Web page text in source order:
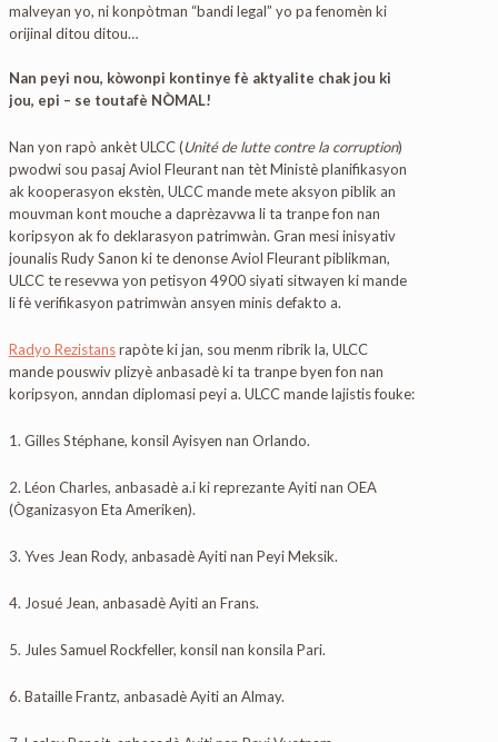
malveyan yo, ni konpòtman “bandi legal” yo pa fenomèn ki
orijinal ditou ditou…
Nan peyi nou, kòwonpi kontinye fè aktyalite chak jou ki
jou, epi – se toutafè NÒMAL!
Nan yon rapò ankèt ULCC (Unité de lutte contre la corruption)
pwodwi sou pasaj Aviol Fleurant nan tèt Ministè planifikasyon
ak kooperasyon ekstèn, ULCC mande mete aksyon piblik an
mouvman kont mouche a daprèzavwa li ta tranpe fon nan
koripsyon ak fo deklarasyon patrimwàn. Gran mesi inisyativ
jounalis Rudy Sanon ki te denonse Aviol Fleurant piblikman,
ULCC te resevwa yon petisyon 4900 siyati sitwayen ki mande
li fè verifikasyon patrimwàn ansyen minis defakto a.
Radyo Rezistansrapòte ki jan, sou menm ribrik la, ULCC
mande pouswiv plizyè anbasadè ki ta tranpe byen fon nan
koripsyon, anndan diplomasi peyi a. ULCC mande lajistis fouke:
1. Gilles Stéphane, konsil Ayisyen nan Orlando.
2. Léon Charles, anbasadè a.i ki reprezante Ayiti nan OEA
(Òganizasyon Eta Ameriken).
3. Yves Jean Rody, anbasadè Ayiti nan Peyi Meksik.
4. Josué Jean, anbasadè Ayiti an Frans.
5. Jules Samuel Rockfeller, konsil nan konsila Pari.
6. Bataille Frantz, anbasadè Ayiti an Almay.